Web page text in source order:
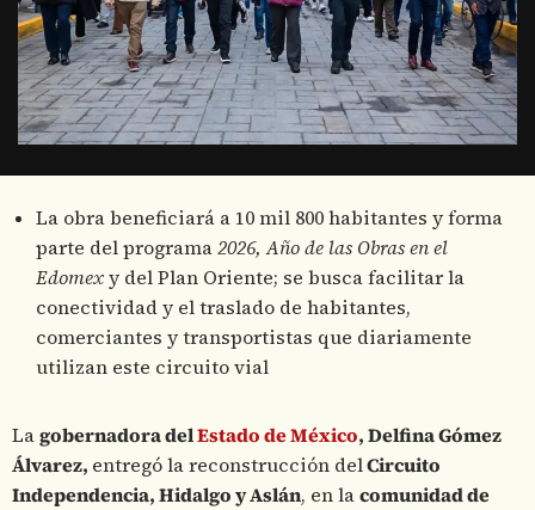
La obra beneficiará a 10 mil 800 habitantes y forma
parte del programa2026, Año de las Obras en el
Edomexy del Plan Oriente; se busca facilitar la
conectividad y el traslado de habitantes,
comerciantes y transportistas que diariamente
utilizan este circuito vial
Lagobernadora delEstado de México, Delfina Gómez
Álvarez, entregó la reconstrucción delCircuito
Independencia, Hidalgo y Aslán, en lacomunidad de